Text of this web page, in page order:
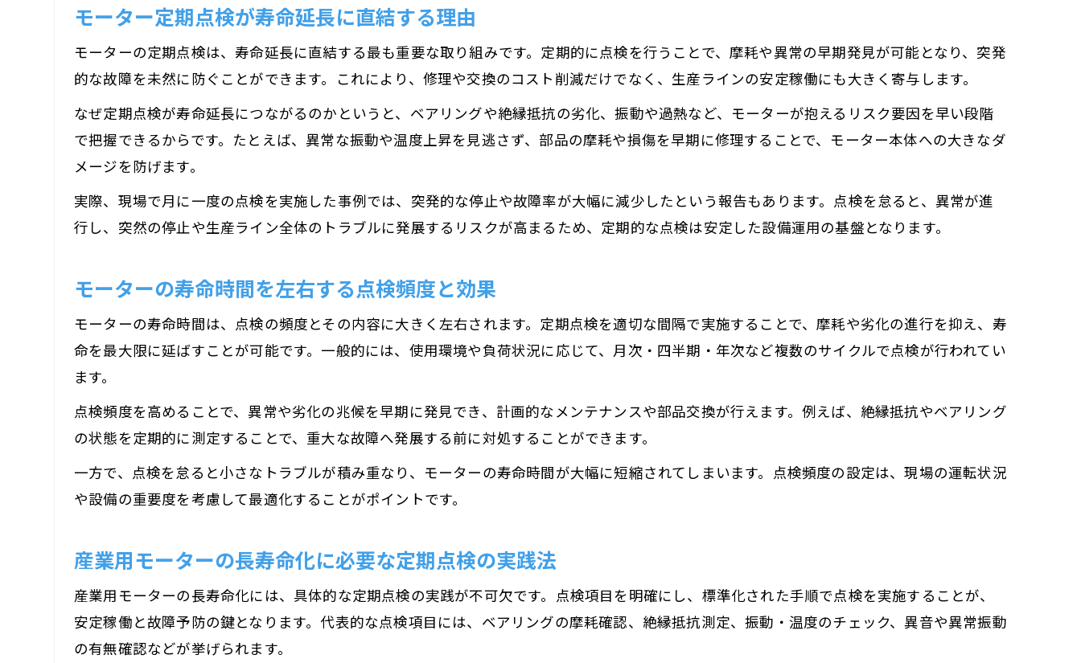
摩耗や異常発見に役立つモーター点検表の使い方
定期点検でモーター故障リスクを最小限に抑える工夫
点検頻度を見直して摩耗を早期に捉えるポイント
モーターの劣化サインをいち早く捉える点検手法
点検表を活用したモーターの予防保全方法
点検表によるモーター異常の見極めと対応策
モーター点検方法と点検表記録で効果的な保全へ
モーター予防保全に役立つ点検表の活用ポイント
モーター点検項目を効率的に管理するポイント
モーター点検方法とチェック手法の実践ガイド
点検項目ごとの優先順位とチェック時の注意点
点検表で漏れなく管理するモーター点検項目
振動や温度から見る故障サインと対策のポイント
温度上昇が示すモーター故障サインとその解決策
モーターの点検方法で振動異常を見極めるポイント
モーター定期点検が寿命延長に直結する理由
モーターの定期点検は、寿命延長に直結する最も重要な取り組みです。定期的に点検を行うことで、摩耗や異常の早期発見が可能となり、突発
的な故障を未然に防ぐことができます。これにより、修理や交換のコスト削減だけでなく、生産ラインの安定稼働にも大きく寄与します。
なぜ定期点検が寿命延長につながるのかというと、ベアリングや絶縁抵抗の劣化、振動や過熱など、モーターが抱えるリスク要因を早い段階
で把握できるからです。たとえば、異常な振動や温度上昇を見逃さず、部品の摩耗や損傷を早期に修理することで、モーター本体への大きなダ
メージを防げます。
実際、現場で月に一度の点検を実施した事例では、突発的な停止や故障率が大幅に減少したという報告もあります。点検を怠ると、異常が進
行し、突然の停止や生産ライン全体のトラブルに発展するリスクが高まるため、定期的な点検は安定した設備運用の基盤となります。
モーターの寿命時間を左右する点検頻度と効果
モーターの寿命時間は、点検の頻度とその内容に大きく左右されます。定期点検を適切な間隔で実施することで、摩耗や劣化の進行を抑え、寿
命を最大限に延ばすことが可能です。一般的には、使用環境や負荷状況に応じて、月次・四半期・年次など複数のサイクルで点検が行われてい
ます。
点検頻度を高めることで、異常や劣化の兆候を早期に発見でき、計画的なメンテナンスや部品交換が行えます。例えば、絶縁抵抗やベアリング
の状態を定期的に測定することで、重大な故障へ発展する前に対処することができます。
一方で、点検を怠ると小さなトラブルが積み重なり、モーターの寿命時間が大幅に短縮されてしまいます。点検頻度の設定は、現場の運転状況
や設備の重要度を考慮して最適化することがポイントです。
産業用モーターの長寿命化に必要な定期点検の実践法
産業用モーターの長寿命化には、具体的な定期点検の実践が不可欠です。点検項目を明確にし、標準化された手順で点検を実施することが、
安定稼働と故障予防の鍵となります。代表的な点検項目には、ベアリングの摩耗確認、絶縁抵抗測定、振動・温度のチェック、異音や異常振動
の有無確認などが挙げられます。